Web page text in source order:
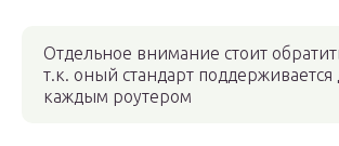
Отдельное внимание стоит
т.к. оный стандарт поддерживается
каждым роутером